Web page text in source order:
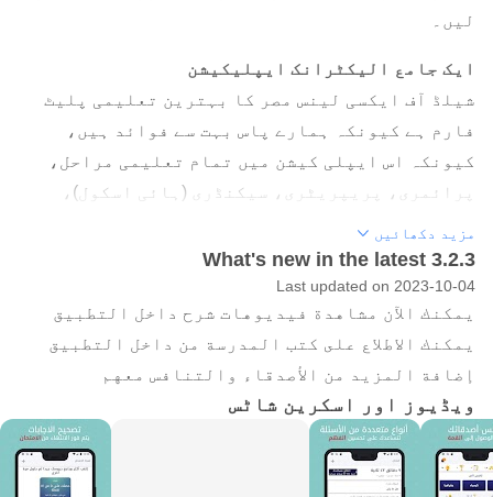
لیں۔
ایک جامع الیکٹرانک ایپلیکیشن
شیلڈ آف ایکسی لینس مصر کا بہترین تعلیمی پلیٹ
فارم ہے کیونکہ ہمارے پاس بہت سے فوائد ہیں،
کیونکہ اس ایپلی کیشن میں تمام تعلیمی مراحل،
پرائمری، پریپریٹری، سیکنڈری (ہائی اسکول)،
امتحان کے جواب جیسے کہ " عربی زبان - ریاضی -
سائنس - سماجی علوم - طبیعیات - کیمسٹری - حیاتیات -
فلسفہ - منطق - اسٹیٹکس - حرکیات - خالص کھیل - عربی
- جغرافیہ - تاریخ" اور دیگر مضامین۔
آپ بغیر بچت کے اور کم سے کم کوشش کے ساتھ سبقت لے
جائیں گے
چونکہ ہم طالب علم اور اس کی ضروریات کو سمجھتے
ہیں، اس لیے ہم نے مطالعہ کے مواد کو آن لائن
مزید دکھائیں
What's new in the latest 3.2.3
Last updated on 2023-10-04
يمكنك الآن مشاهدة فيديوهات شرح داخل التطبيق
يمكنك الاطلاع على كتب المدرسة من داخل التطبيق
إضافة المزيد من الأصدقاء والتنافس معهم
ویڈیوز اور اسکرین شاٹس